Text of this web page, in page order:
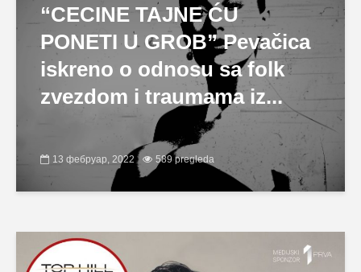
“CECINE TAJNE ĆU
PONETI U GROB” Pevačica
iskreno o odnosu sa folk
zvezdom i traumama iz...
13 фебруар, 2022 589 pregleda